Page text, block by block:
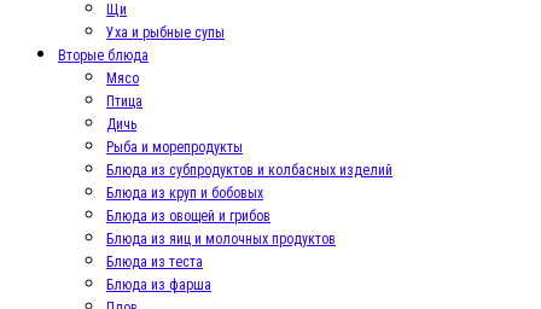
Щи
Уха и рыбные супы
Вторые блюда
Мясо
Птица
Дичь
Рыба и морепродукты
Блюда из субпродуктов и колбасных изделий
Блюда из круп и бобовых
Блюда из овощей и грибов
Блюда из яиц и молочных продуктов
Блюда из теста
Блюда из фарша